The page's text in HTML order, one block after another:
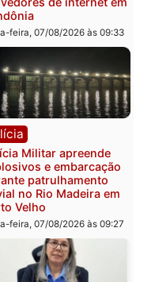
Polícia
Polícia Federal apreende
400 quilos de drogas e
sexta-feira, 07/08/2026 às
Polícia
Polícia Civil deflagra
operação contra facção
criminosa que atacava